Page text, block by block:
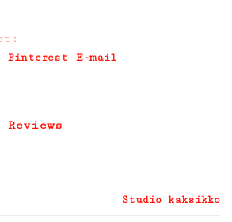
Pinterest E-mail
Reviews
Studio kaksikko